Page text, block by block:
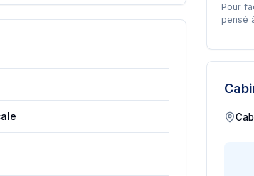
Pour
pensé